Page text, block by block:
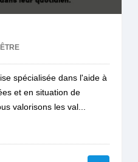
spécialisée dans l'aide à
et en situation de
valorisons les val...